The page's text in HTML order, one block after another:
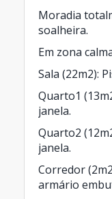
Moradia
soalheira.
Em zona
Sala (22m2):
Quarto1
janela.
Quarto2
janela.
Corredor
armário